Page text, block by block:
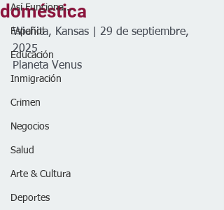
Así Funciona...
Español
Educación
Inmigración
Crimen
Negocios
Salud
Arte & Cultura
Deportes
doméstica
Wichita, Kansas | 29 de septiembre,
2025
Planeta Venus